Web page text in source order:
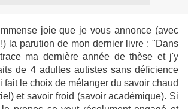
joie que je vous annonce (avec
la parution de mon dernier livre : "Dans
ma dernière année de thèse et j'y
de 4 adultes autistes sans déficience
fait le choix de mélanger du savoir chaud
et savoir froid (savoir académique). Si